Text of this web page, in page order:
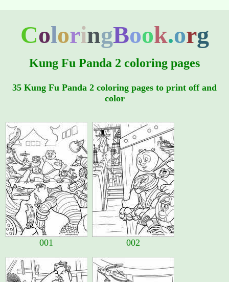
ColoringBook.org
Kung Fu Panda 2 coloring pages
35 Kung Fu Panda 2 coloring pages to print off and
color
001 002